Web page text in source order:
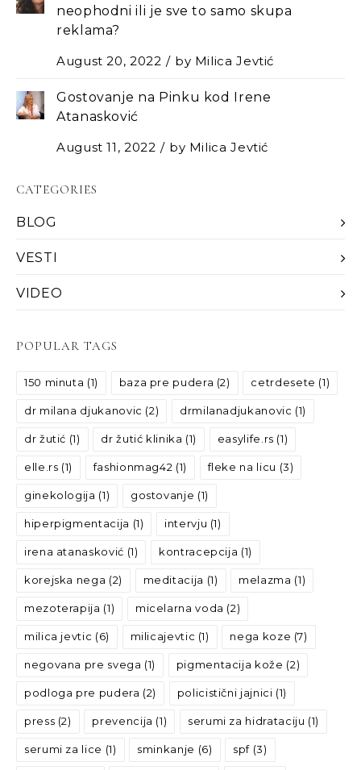
neophodni ili je sve to samo skupa
reklama?
August 20, 2022
by Milica Jevtić
Gostovanje na Pinku kod Irene
Atanasković
August 11, 2022
by Milica Jevtić
CATEGORIES
BLOG
VESTI
VIDEO
POPULAR TAGS
150 minuta (1) baza pre pudera (2) cetrdesete (1)
dr milana djukanovic (2) drmilanadjukanovic (1)
dr žutić (1) dr žutić klinika (1) easylife.rs (1)
elle.rs (1) fashionmag42 (1) fleke na licu (3)
ginekologija (1) gostovanje (1)
hiperpigmentacija (1) intervju (1)
irena atanasković (1) kontracepcija (1)
korejska nega (2) meditacija (1) melazma (1)
mezoterapija (1) micelarna voda (2)
milica jevtic (6) milicajevtic (1) nega koze (7)
negovana pre svega (1) pigmentacija kože (2)
podloga pre pudera (2) policistični jajnici (1)
press (2) prevencija (1) serumi za hidrataciju (1)
serumi za lice (1) sminkanje (6) spf (3)